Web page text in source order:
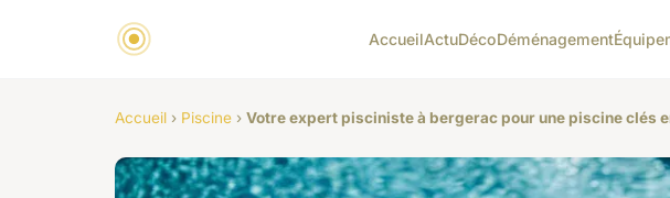
AccueilActuDécoDéménagement
Accueil › Piscine › Votre expert pisciniste à bergerac pour une piscine clés